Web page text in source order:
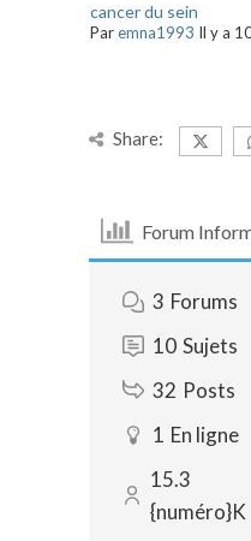
cancer du sein
Paremna1993 Il y a
Share:
Forum
3 Forums
10 Sujets
32 Posts
1 En ligne
15.3
{numéro}K